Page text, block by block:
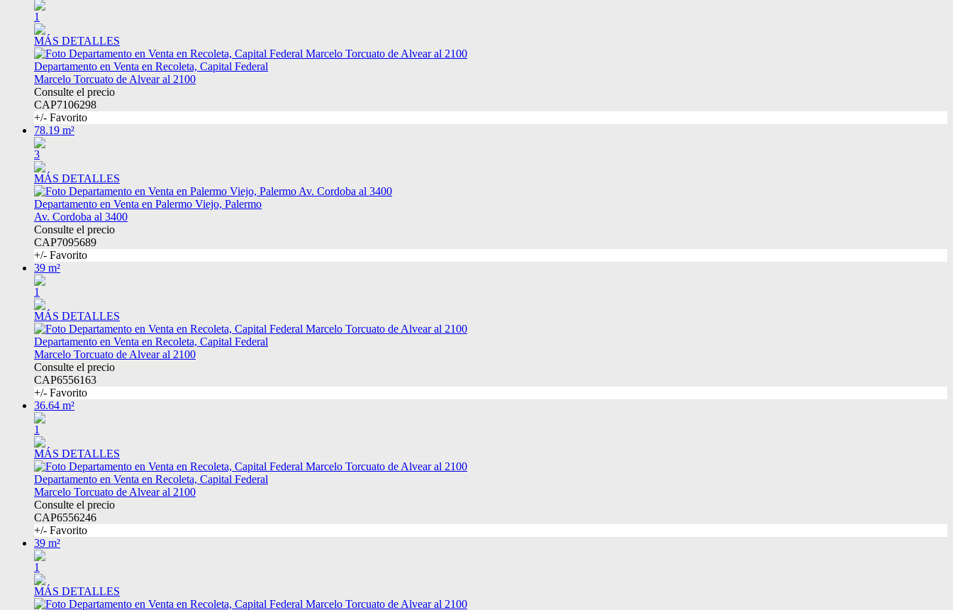
1
MÁS DETALLES
Departamento en Venta en Recoleta, Capital Federal
Marcelo Torcuato de Alvear al 2100
Consulte el precio
CAP7106298
+/- Favorito
78.19 m²
3
MÁS DETALLES
Departamento en Venta en Palermo Viejo, Palermo
Av. Cordoba al 3400
Consulte el precio
CAP7095689
+/- Favorito
39 m²
1
MÁS DETALLES
Departamento en Venta en Recoleta, Capital Federal
Marcelo Torcuato de Alvear al 2100
Consulte el precio
CAP6556163
+/- Favorito
36.64 m²
1
MÁS DETALLES
Departamento en Venta en Recoleta, Capital Federal
Marcelo Torcuato de Alvear al 2100
Consulte el precio
CAP6556246
+/- Favorito
39 m²
1
MÁS DETALLES